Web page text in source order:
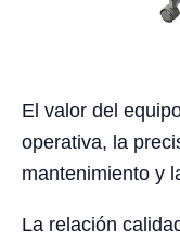
El valor del
operativa, la
mantenimiento y
La relación